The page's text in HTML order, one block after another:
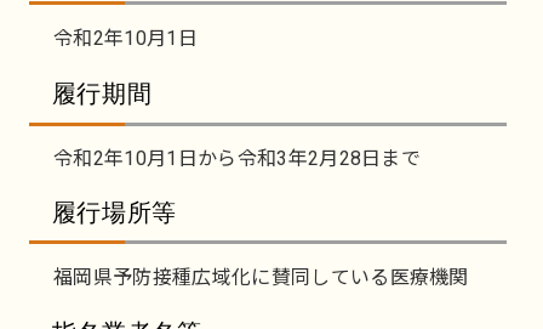
令和2年10月1日
履行期間
令和2年10月1日から令和3年2月28日まで
履行場所等
福岡県予防接種広域化に賛同している医療機関